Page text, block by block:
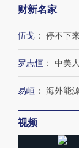
财新名家
伍戈 ： 停不下
罗志恒 ： 中美
易峘 ： 海外能
视频